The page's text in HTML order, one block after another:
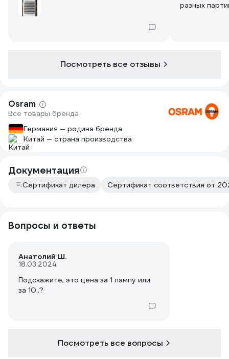
разных
Посмотреть все отзывы
Osram
Все товары бренда
Германия — родина бренда
Китай — страна производства
Документация
Сертификат дилера Сертификат соответствия от
Вопросы и ответы
Анатолий Ш.
18.03.2024
Подскажите, это цена за 1 лампу или
за 10..?
Посмотреть все вопросы